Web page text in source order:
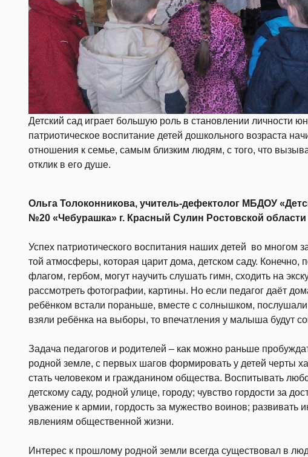
Детский сад играет большую роль в становлении личности
патриотическое воспитание детей дошкольного возраста
отношения к семье, самым близким людям, с того, что
отклик в его душе.
Ольга Толоконникова, учитель-дефектолог МБДОУ
№20 «Чебурашка» г. Красный Сулин Ростовской области
Успех патриотического воспитания наших детей во многом
той атмосферы, которая царит дома, детском саду. Конечно,
флагом, гербом, могут научить слушать гимн, сходить на
рассмотреть фотографии, картины. Но если педагог даёт
ребёнком встали пораньше, вместе с солнышком,
взяли ребёнка на выборы, то впечатления у малыша будут
Задача педагогов и родителей – как можно раньше
родной земле, с первых шагов формировать у детей черты
стать человеком и гражданином общества. Воспитывать
детскому саду, родной улице, городу; чувство гордости за
уважение к армии, гордость за мужество воинов; развивать
явлениям общественной жизни.
Интерес к прошлому родной земли всегда существовал в